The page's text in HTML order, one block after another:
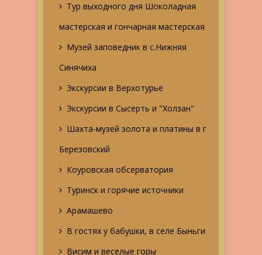
Тур выходного дня Шоколадная
мастерская и гончарная мастерская
Музей заповедник в с.Нижняя
Синячиха
Экскурсии в Верхотурье
Экскурсии в Сысерть и "Холзан"
Шахта-музей золота и платины в г
Березовский
Коуровская обсерватория
Туринск и горячие источники
Арамашево
В гостях у бабушки, в селе Быньги
Висим и веселые горы